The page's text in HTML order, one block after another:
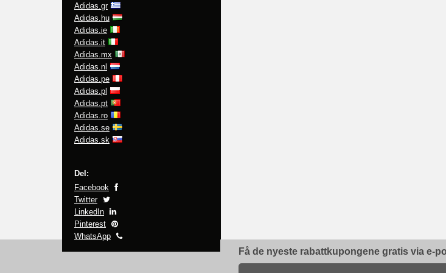
Adidas.gr
Adidas.hu
Adidas.ie
Adidas.it
Adidas.mx
Adidas.nl
Adidas.pe
Adidas.pl
Adidas.pt
Adidas.ro
Adidas.se
Adidas.sk
Del:
Facebook
Twitter
LinkedIn
Pinterest
WhatsApp
Få de nyeste rabattkupongene gratis via e-